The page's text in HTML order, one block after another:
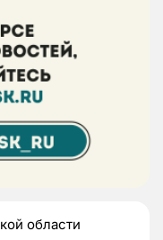
области